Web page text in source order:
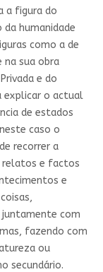
a figura do
humanidade
como a de
na sua obra
e do
explicar o actual
de estados
caso o
recorrer a
relatos e factos
e
juntamente com
fazendo com
ou
secundário.